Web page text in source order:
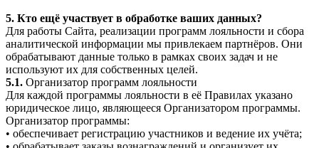
5. Кто ещё участвует в обработке ваших данных?
Для работы Сайта, реализации программ лояльности и сбора
аналитической информации мы привлекаем партнёров. Они
обрабатывают данные только в рамках своих задач и не
используют их для собственных целей.
5.1. Организатор программ лояльности
Для каждой программы лояльности в её Правилах указано
юридическое лицо, являющееся Организатором программы.
Организатор программы:
• обеспечивает регистрацию участников и ведение их учёта;